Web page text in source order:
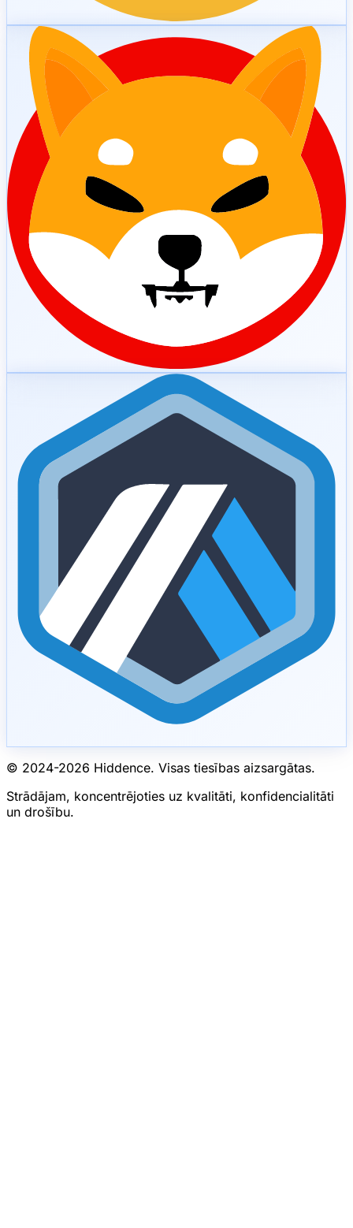
© 2024-2026 Hiddence. Visas tiesības aizsargātas.
Strādājam, koncentrējoties uz kvalitāti, konfidencialitāti
un drošību.